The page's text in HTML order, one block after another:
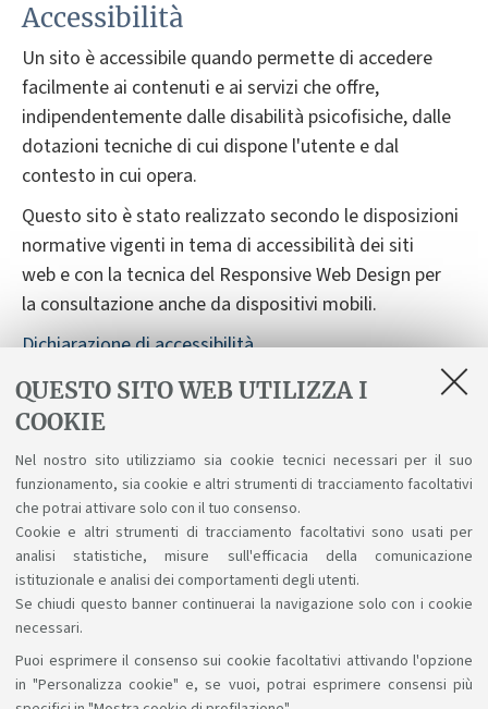
QUESTO SITO WEB UTILIZZA I
COOKIE
Nel nostro sito utilizziamo sia cookie tecnici necessari per il suo
funzionamento, sia cookie e altri strumenti di tracciamento facoltativi
che potrai attivare solo con il tuo consenso.
Cookie e altri strumenti di tracciamento facoltativi sono usati per
analisi statistiche, misure sull'efficacia della comunicazione
istituzionale e analisi dei comportamenti degli utenti.
Se chiudi questo banner continuerai la navigazione solo con i cookie
necessari.
Puoi esprimere il consenso sui cookie facoltativi attivando l'opzione
in "Personalizza cookie" e, se vuoi, potrai esprimere consensi più
Accessibilità
Un sito è accessibile quando permette di accedere
facilmente ai contenuti e ai servizi che offre,
indipendentemente dalle disabilità psicofisiche, dalle
dotazioni tecniche di cui dispone l'utente e dal
contesto in cui opera.
Questo sito è stato realizzato secondo le disposizioni
normative vigenti in tema di accessibilità dei siti
web e con la tecnica del Responsive Web Design per
la consultazione anche da dispositivi mobili.
Dichiarazione di accessibilità
Segnalazioni sull'accessibilità
Nonostante le verifiche, non è sempre possibile
garantire la completa accessibilità del sito. Vi
preghiamo di segnalarci difficoltà riscontrate
nell'accesso alle informazioni e ai servizi scrivendo a
accessibile@unibo.it .
Sosteniamo il diritto alla conoscenza